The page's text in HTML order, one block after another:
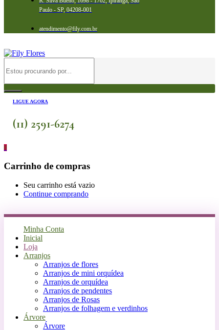
Paulo - SP, 04208-001
atendimento@fily.com.br
LIGUE AGORA
(11) 2591-6274
0
Carrinho de compras
Seu carrinho está vazio
Continue comprando
Minha Conta
Inicial
Loja
Arranjos
Arranjos de flores
Arranjos de mini orquídea
Arranjos de orquídea
Arranjos de pendentes
Arranjos de Rosas
Arranjos de folhagem e verdinhos
Árvore
Árvore